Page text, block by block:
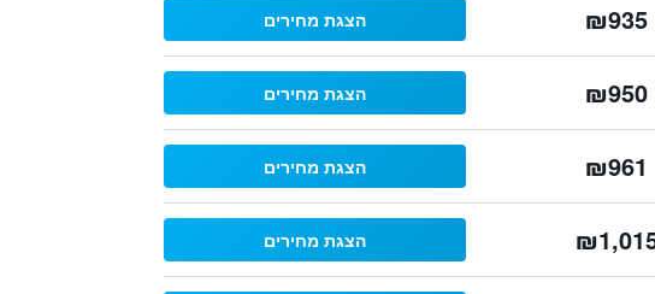
₪935 הצגת מחירים
₪950 הצגת מחירים
₪961 הצגת מחירים
הצגת מחירים